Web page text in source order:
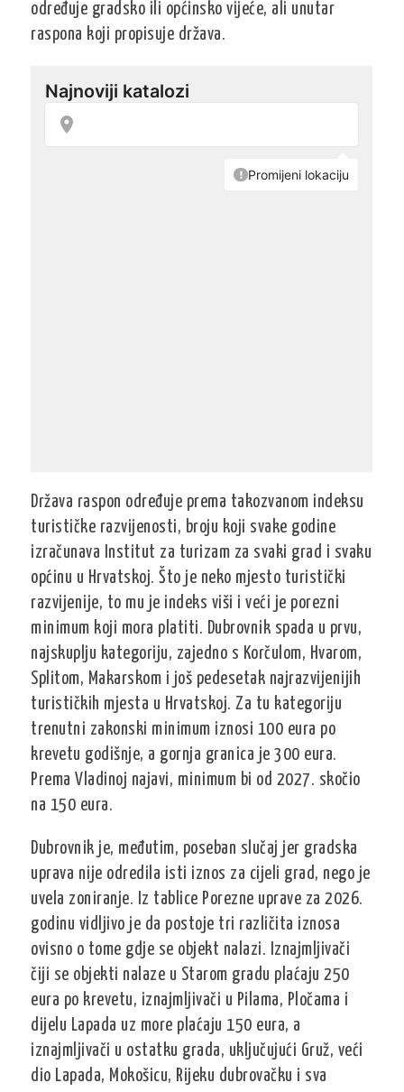
određuje gradsko ili općinsko vijeće, ali unutar
raspona koji propisuje država.
Država raspon određuje prema takozvanom indeksu
turističke razvijenosti, broju koji svake godine
izračunava Institut za turizam za svaki grad i svaku
općinu u Hrvatskoj. Što je neko mjesto turistički
razvijenije, to mu je indeks viši i veći je porezni
minimum koji mora platiti. Dubrovnik spada u prvu,
najskuplju kategoriju, zajedno s Korčulom, Hvarom,
Splitom, Makarskom i još pedesetak najrazvijenijih
turističkih mjesta u Hrvatskoj. Za tu kategoriju
trenutni zakonski minimum iznosi 100 eura po
krevetu godišnje, a gornja granica je 300 eura.
Prema Vladinoj najavi, minimum bi od 2027. skočio
na 150 eura.
Dubrovnik je, međutim, poseban slučaj jer gradska
uprava nije odredila isti iznos za cijeli grad, nego je
uvela zoniranje. Iz tablice Porezne uprave za 2026.
godinu vidljivo je da postoje tri različita iznosa
ovisno o tome gdje se objekt nalazi. Iznajmljivači
čiji se objekti nalaze u Starom gradu plaćaju 250
eura po krevetu, iznajmljivači u Pilama, Pločama i
dijelu Lapada uz more plaćaju 150 eura, a
iznajmljivači u ostatku grada, uključujući Gruž, veći
dio Lapada, Mokošicu, Rijeku dubrovačku i sva